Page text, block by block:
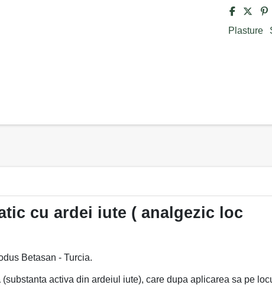
Plasture
cu ardei iute ( analgezic loc
Betasan - Turcia.
(substanta activa din ardeiul iute), care dupa aplicarea sa pe